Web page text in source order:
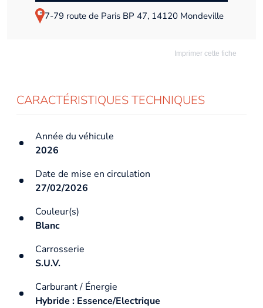
77-79 route de Paris BP 47, 14120 Mondeville
Imprimer cette fiche
CARACTÉRISTIQUES TECHNIQUES
Année du véhicule
2026
Date de mise en circulation
27/02/2026
Couleur(s)
Blanc
Carrosserie
S.U.V.
Carburant / Énergie
Hybride : Essence/Electrique